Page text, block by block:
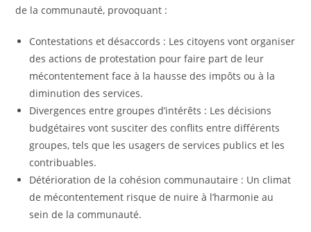
de la communauté, provoquant :
Contestations et désaccords : Les citoyens vont organiser
des actions de protestation pour faire part de leur
mécontentement face à la hausse des impôts ou à la
diminution des services.
Divergences entre groupes d’intérêts : Les décisions
budgétaires vont susciter des conflits entre différents
groupes, tels que les usagers de services publics et les
contribuables.
Détérioration de la cohésion communautaire : Un climat
de mécontentement risque de nuire à l’harmonie au
sein de la communauté.